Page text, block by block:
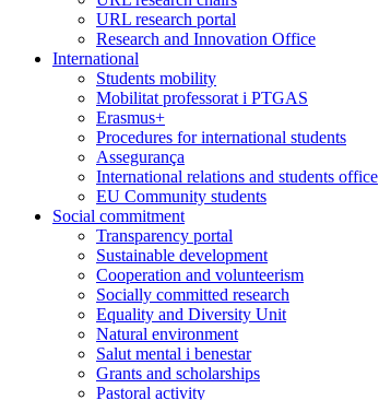
URL research portal
Research and Innovation Office
International
Students mobility
Mobilitat professorat i PTGAS
Erasmus+
Procedures for international students
Assegurança
International relations and students office
EU Community students
Social commitment
Transparency portal
Sustainable development
Cooperation and volunteerism
Socially committed research
Equality and Diversity Unit
Natural environment
Salut mental i benestar
Grants and scholarships
Pastoral activity